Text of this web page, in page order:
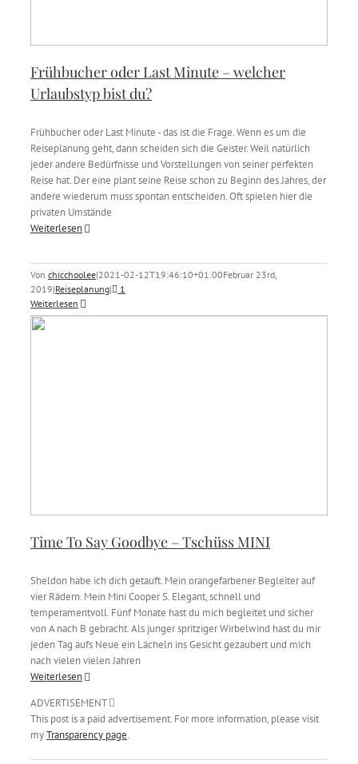
Frühbucher oder Last Minute – welcher
Urlaubstyp bist du?
Frühbucher oder Last Minute - das ist die Frage. Wenn es um die
Reiseplanung geht, dann scheiden sich die Geister. Weil natürlich
jeder andere Bedürfnisse und Vorstellungen von seiner perfekten
Reise hat. Der eine plant seine Reise schon zu Beginn des Jahres, der
andere wiederum muss spontan entscheiden. Oft spielen hier die
privaten Umstände
Weiterlesen
Von chicchoolee|2021-02-12T19:46:10+01:00Februar 23rd,
2019|Reiseplanung|
1
Weiterlesen
Time To Say Goodbye – Tschüss MINI
Sheldon habe ich dich getauft. Mein orangefarbener Begleiter auf
vier Rädern. Mein Mini Cooper S. Elegant, schnell und
temperamentvoll. Fünf Monate hast du mich begleitet und sicher
von A nach B gebracht. Als junger spritziger Wirbelwind hast du mir
jeden Tag aufs Neue ein Lächeln ins Gesicht gezaubert und mich
nach vielen vielen Jahren
Weiterlesen
ADVERTISEMENT
This post is a paid advertisement. For more information, please visit
myTransparency page.